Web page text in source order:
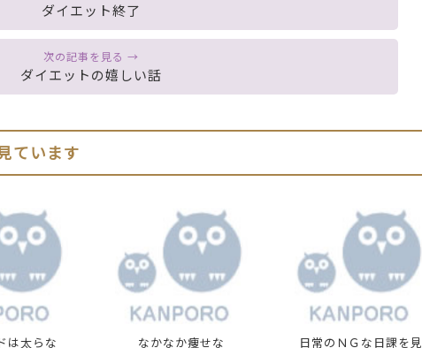
ダイエット終了
ダイエットの嬉しい話
ています
は太らな
なかなか痩せな
日常のＮＧな日課を見